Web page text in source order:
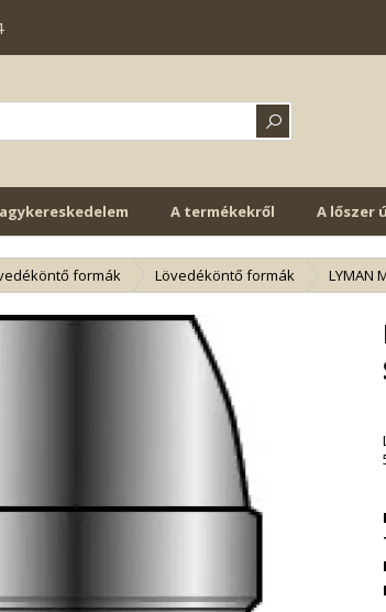
A termékekről A lőszer
formák Lövedéköntő formák LYMAN